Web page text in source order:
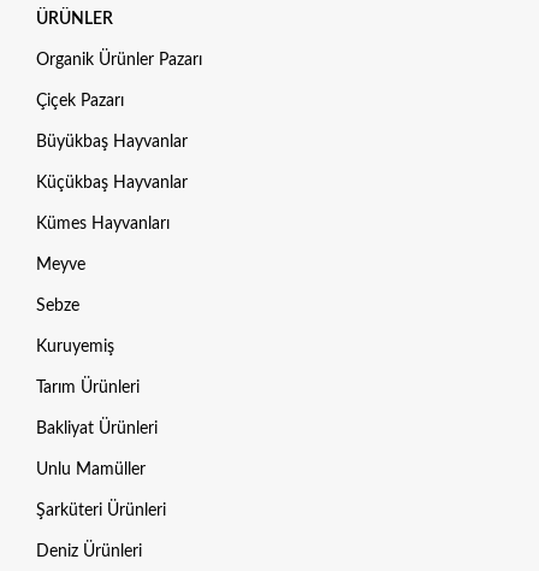
ÜRÜNLER
Organik Ürünler Pazarı
Çiçek Pazarı
Büyükbaş Hayvanlar
Küçükbaş Hayvanlar
Kümes Hayvanları
Meyve
Sebze
Kuruyemiş
Tarım Ürünleri
Bakliyat Ürünleri
Unlu Mamüller
Şarküteri Ürünleri
Deniz Ürünleri